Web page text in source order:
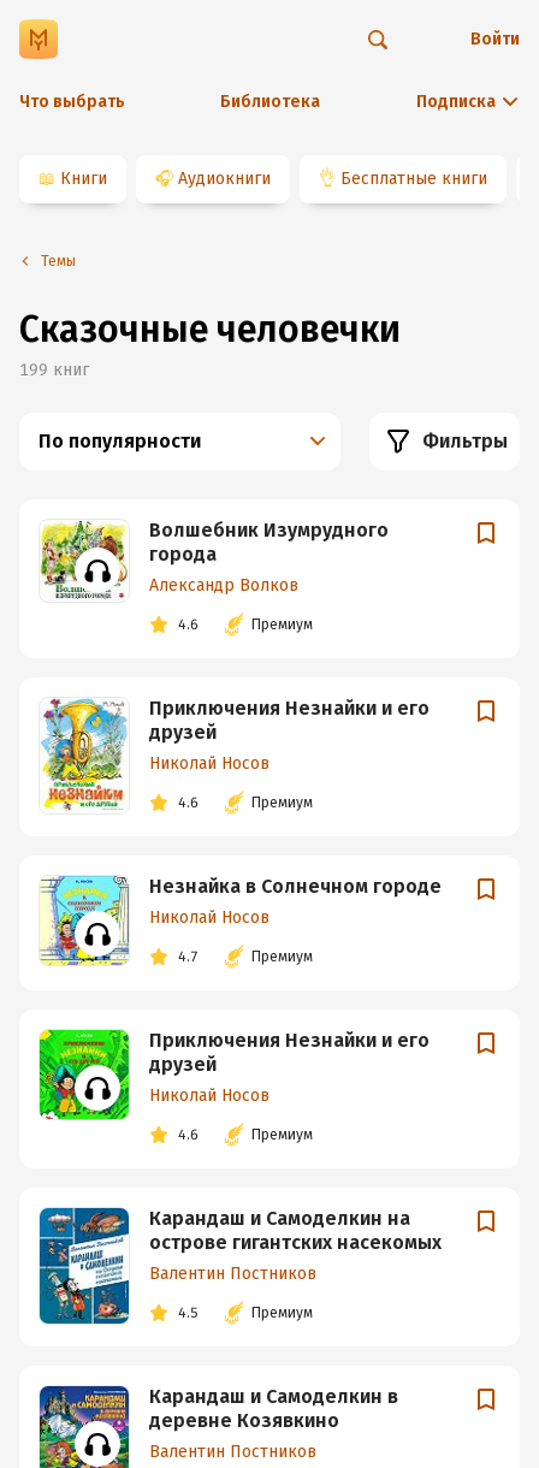
Что выбрать Библиотека Подписка
Войти
📖 Книги 🎧 Аудиокниги 👌 Бесплатные книги
Темы
Сказочные человечки
199 книг
По популярности Фильтры
Волшебник Изумрудного
города
Александр Волков
4.6 Премиум
Приключения Незнайки и его
друзей
Николай Носов
4.6 Премиум
Незнайка в Солнечном городе
Николай Носов
4.7 Премиум
Приключения Незнайки и его
друзей
Николай Носов
4.6 Премиум
Карандаш и Самоделкин на
острове гигантских насекомых
Валентин Постников
4.5 Премиум
Карандаш и Самоделкин в
деревне Козявкино
Валентин Постников